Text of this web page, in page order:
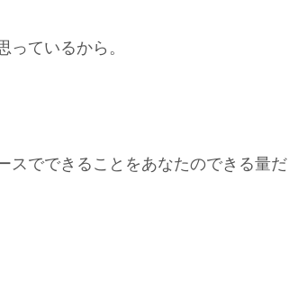
ているから。
スでできることをあなたのできる量だ